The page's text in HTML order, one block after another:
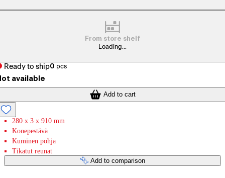
From store shelf
Loading...
Ready to ship0 pcs
available
Add to cart
280 x 3 x 910 mm
Konepestävä
Kuminen pohja
Tikatut reunat
Add to comparison